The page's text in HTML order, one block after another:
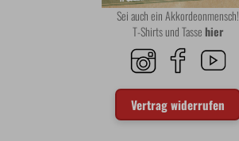
Sei auch ein Akkordeonmensch!
T-Shirts und Tassehier
Vertrag widerrufen